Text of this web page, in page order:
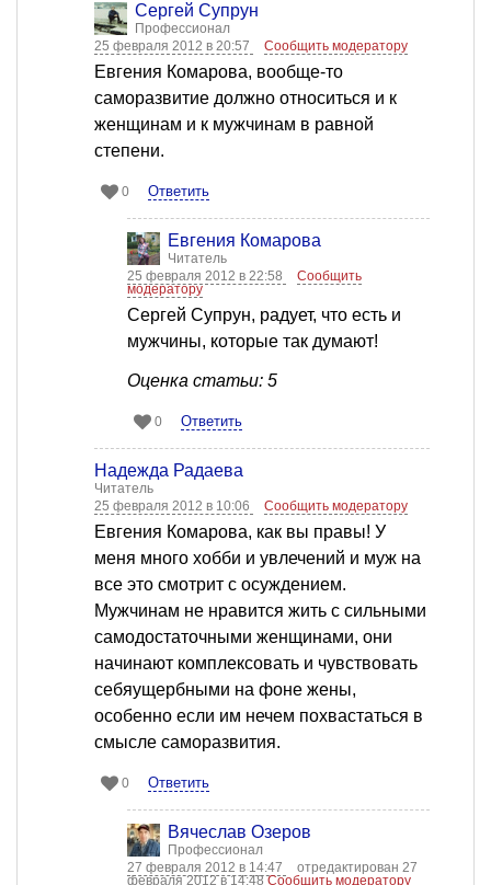
Сергей Супрун
Профессионал
25 февраля 2012 в 20:57
Сообщить модератору
Евгения Комарова, вообще-то
саморазвитие должно относиться и к
женщинам и к мужчинам в равной
степени.
0 Ответить
Евгения Комарова
Читатель
25 февраля 2012 в 22:58
Сообщить
модератору
Сергей Супрун, радует, что есть и
мужчины, которые так думают!
Оценка статьи: 5
0 Ответить
Надежда Радаева
Читатель
25 февраля 2012 в 10:06
Сообщить модератору
Евгения Комарова, как вы правы! У
меня много хобби и увлечений и муж на
все это смотрит с осуждением.
Мужчинам не нравится жить с сильными
самодостаточными женщинами, они
начинают комплексовать и чувствовать
себяущербными на фоне жены,
особенно если им нечем похвастаться в
смысле саморазвития.
0 Ответить
Вячеслав Озеров
Профессионал
27 февраля 2012 в 14:47
отредактирован 27
февраля 2012 в 14:48Сообщить модератору